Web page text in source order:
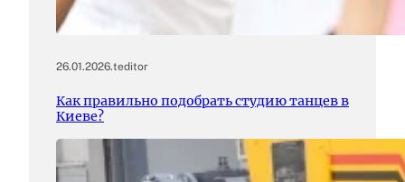
26.01.2026.teditor
Как правильно подобрать студию танцев в
Киеве?